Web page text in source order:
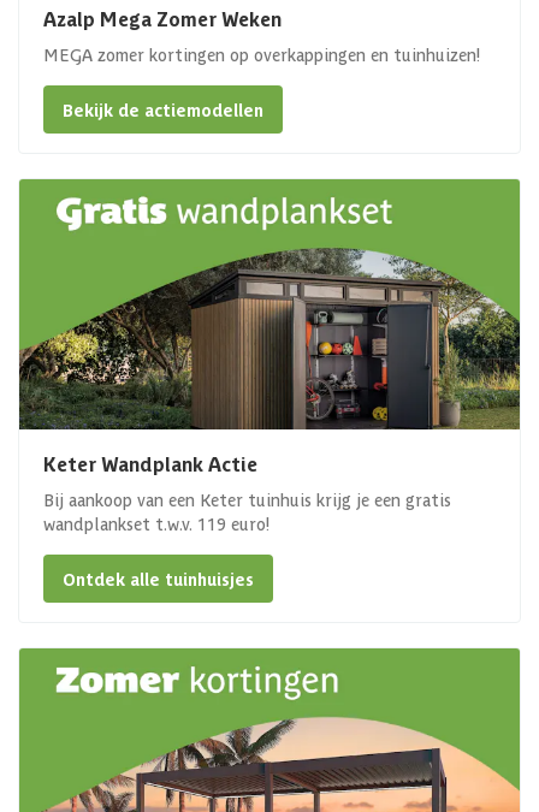
Azalp Mega Zomer Weken
MEGA zomer kortingen op overkappingen en tuinhuizen!
Bekijk de actiemodellen
Keter Wandplank Actie
Bij aankoop van een Keter tuinhuis krijg je een gratis
wandplankset t.w.v. 119 euro!
Ontdek alle tuinhuisjes